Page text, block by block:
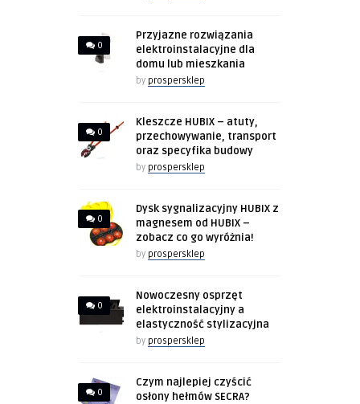
0
Przyjazne rozwiązania
elektroinstalacyjne dla
domu lub mieszkania
by prospersklep
0
Kleszcze HUBIX – atuty,
przechowywanie, transport
oraz specyfika budowy
by prospersklep
0
Dysk sygnalizacyjny HUBIX z
magnesem od HUBIX –
zobacz co go wyróżnia!
by prospersklep
0
Nowoczesny osprzęt
elektroinstalacyjny a
elastyczność stylizacyjna
by prospersklep
0
Czym najlepiej czyścić
osłony hełmów SECRA?